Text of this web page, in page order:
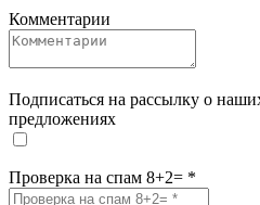
Комментарии
Подписаться на рассылку о
предложениях
Проверка на спам 8+2= *